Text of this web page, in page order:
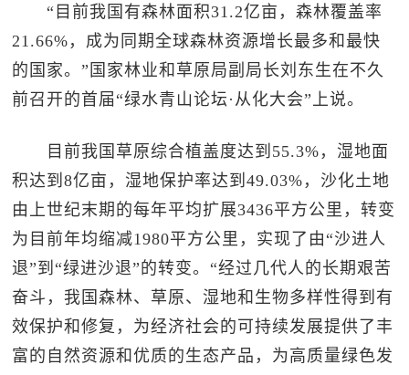
“目前我国有森林面积31.2亿亩，森林覆盖率
21.66%，成为同期全球森林资源增长最多和最快
的国家。”国家林业和草原局副局长刘东生在不久
前召开的首届“绿水青山论坛·从化大会”上说。
目前我国草原综合植盖度达到55.3%，湿地面
积达到8亿亩，湿地保护率达到49.03%，沙化土地
由上世纪末期的每年平均扩展3436平方公里，转变
为目前年均缩减1980平方公里，实现了由“沙进人
退”到“绿进沙退”的转变。“经过几代人的长期艰苦
奋斗，我国森林、草原、湿地和生物多样性得到有
效保护和修复，为经济社会的可持续发展提供了丰
富的自然资源和优质的生态产品，为高质量绿色发